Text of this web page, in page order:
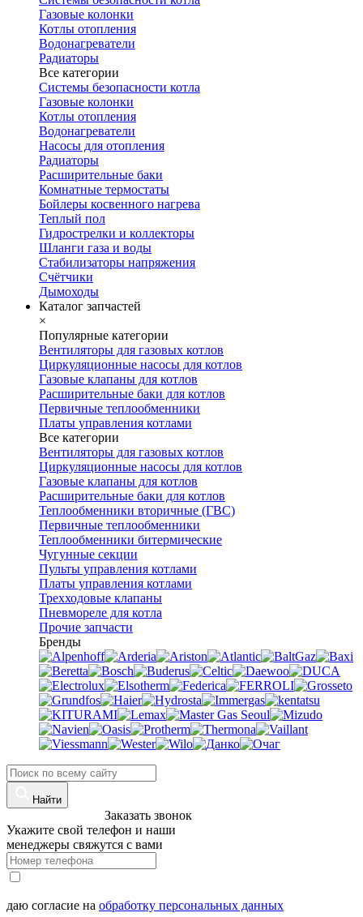
Газовые колонки
Котлы отопления
Водонагреватели
Радиаторы
Все категории
Системы безопасности котла
Газовые колонки
Котлы отопления
Водонагреватели
Насосы для отопления
Радиаторы
Расширительные баки
Комнатные термостаты
Бойлеры косвенного нагрева
Теплый пол
Гидрострелки и коллекторы
Шланги газа и воды
Стабилизаторы напряжения
Счётчики
Дымоходы
Каталог запчастей
×
Популярные категории
Вентиляторы для газовых котлов
Циркуляционные насосы для котлов
Газовые клапаны для котлов
Расширительные баки для котлов
Первичные теплообменники
Платы управления котлами
Все категории
Вентиляторы для газовых котлов
Циркуляционные насосы для котлов
Газовые клапаны для котлов
Расширительные баки для котлов
Теплообменники вторичные (ГВС)
Первичные теплообменники
Теплообменники битермические
Чугунные секции
Пульты управления котлами
Платы управления котлами
Трехходовые клапаны
Пневмореле для котла
Прочие запчасти
Бренды
Найти
Заказать звонок
Укажите свой телефон и наши
менеджеры свяжутся с вами
даю согласие на обработку персональных данных